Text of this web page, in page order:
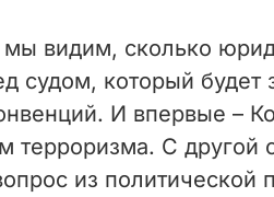
видим, сколько
судом, который будет
И впервые –
терроризма. С другой
из политической